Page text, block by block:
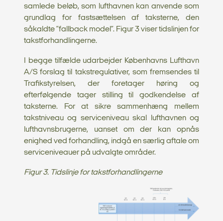
samlede beløb, som lufthavnen kan anvende som
grundlag for fastsættelsen af taksterne, den
såkaldte ”fallback model”. Figur 3 viser tidslinjen for
takstforhandlingerne.
I begge tilfælde udarbejder Københavns Lufthavn
A/S forslag til takstregulativer, som fremsendes til
Trafikstyrelsen, der foretager høring og
efterfølgende tager stilling til godkendelse af
taksterne. For at sikre sammenhæng mellem
takstniveau og serviceniveau skal lufthavnen og
lufthavnsbrugerne, uanset om der kan opnås
enighed ved forhandling, indgå en særlig aftale om
serviceniveauer på udvalgte områder.
Figur 3. Tidslinje for takstforhandlingerne